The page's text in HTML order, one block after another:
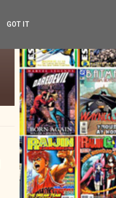
GOT IT